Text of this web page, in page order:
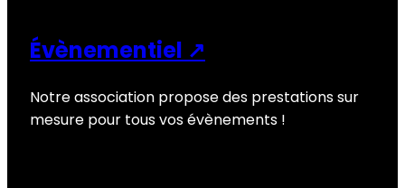
Évènementiel ↗
Notre association propose des prestations sur
mesure pour tous vos évènements !